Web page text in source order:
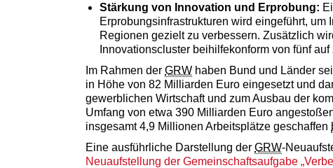
Stärkung von Innovation und Erprobung:
Erprobungsinfrastrukturen wird eingeführt,
Regionen gezielt zu verbessern. Zusätzlich
Innovationscluster beihilfekonform von fünf
Im Rahmen der GRW haben Bund und Länder
in Höhe von 82 Milliarden Euro eingesetzt und
gewerblichen Wirtschaft und zum Ausbau der
Umfang von etwa 390 Milliarden Euro
insgesamt 4,9 Millionen Arbeitsplätze geschaffen
Eine ausführliche Darstellung der GRW-
Neuaufstellung der Gemeinschaftsaufgabe